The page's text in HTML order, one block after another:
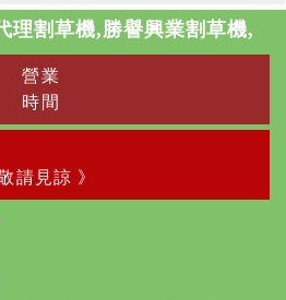
理割草機,勝譽興業割草機,
營業
時間
請見諒 》